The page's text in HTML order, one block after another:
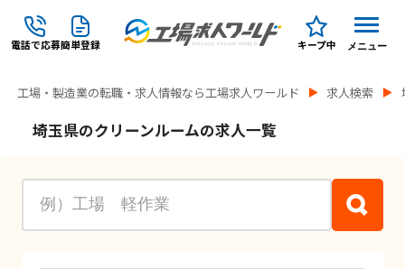
電話で応募簡単登録 キープ中 メニュー
工場・製造業の転職・求人情報なら工場求人ワールド 求人検索
埼玉県のクリーンルームの求人一覧